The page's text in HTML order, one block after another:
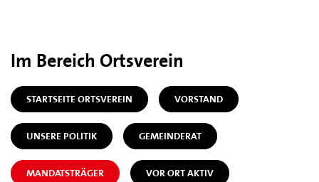
Im Bereich Ortsverein
STARTSEITE ORTSVEREIN VORSTAND
UNSERE POLITIK GEMEINDERAT
MANDATSTRÄGER VOR ORT AKTIV